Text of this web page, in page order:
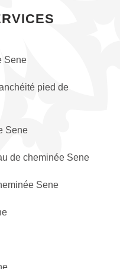
Sene
pied de
Sene
de cheminée Sene
Sene